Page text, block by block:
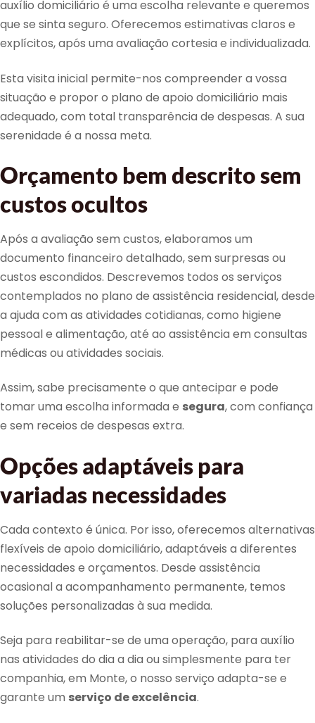
auxílio domiciliário é uma escolha relevante e queremos
que se sinta seguro. Oferecemos estimativas claros e
explícitos, após uma avaliação cortesia e individualizada.
Esta visita inicial permite-nos compreender a vossa
situação e propor o plano de apoio domiciliário mais
adequado, com total transparência de despesas. A sua
serenidade é a nossa meta.
Orçamento bem descrito sem
custos ocultos
Após a avaliação sem custos, elaboramos um
documento financeiro detalhado, sem surpresas ou
custos escondidos. Descrevemos todos os serviços
contemplados no plano de assistência residencial, desde
a ajuda com as atividades cotidianas, como higiene
pessoal e alimentação, até ao assistência em consultas
médicas ou atividades sociais.
Assim, sabe precisamente o que antecipar e pode
tomar uma escolha informada e segura, com confiança
e sem receios de despesas extra.
Opções adaptáveis para
variadas necessidades
Cada contexto é única. Por isso, oferecemos alternativas
flexíveis de apoio domiciliário, adaptáveis a diferentes
necessidades e orçamentos. Desde assistência
ocasional a acompanhamento permanente, temos
soluções personalizadas à sua medida.
Seja para reabilitar-se de uma operação, para auxílio
nas atividades do dia a dia ou simplesmente para ter
companhia, em Monte, o nosso serviço adapta-se e
garante um serviço de excelência.